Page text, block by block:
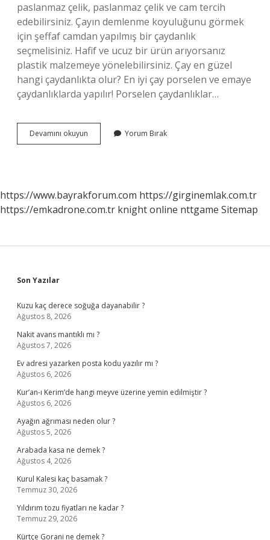
paslanmaz çelik, paslanmaz çelik ve cam tercih
edebilirsiniz. Çayın demlenme koyuluğunu görmek
için şeffaf camdan yapılmış bir çaydanlık
seçmelisiniz. Hafif ve ucuz bir ürün arıyorsanız
plastik malzemeye yönelebilirsiniz. Çay en güzel
hangi çaydanlıkta olur? En iyi çay porselen ve emaye
çaydanlıklarda yapılır! Porselen çaydanlıklar…
Devamını okuyun
Çaydanlık
Yorum Bırak
https://www.bayrakforum.com https://girginemlak.com.tr
https://emkadrone.com.tr knight online nttgame Sitemap
Sidebar
Son Yazılar
Kuzu kaç derece soğuğa dayanabilir ?
Ağustos 8, 2026
Nakit avans mantıklı mı ?
Ağustos 7, 2026
Ev adresi yazarken posta kodu yazılır mı ?
Ağustos 6, 2026
Kur’an-ı Kerim’de hangi meyve üzerine yemin edilmiştir ?
Ağustos 6, 2026
Ayağın ağrıması neden olur ?
Ağustos 5, 2026
Arabada kasa ne demek ?
Ağustos 4, 2026
Kurul Kalesi kaç basamak ?
Temmuz 30, 2026
Yıldırım tozu fiyatları ne kadar ?
Temmuz 29, 2026
Kürtçe Gorani ne demek ?